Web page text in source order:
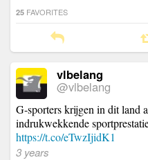
25 FAVORITES
vlbelang
@vlbelang
G-sporters krijgen in dit land
indrukwekkende
https://t.co/eTwzIjidK1
3 years